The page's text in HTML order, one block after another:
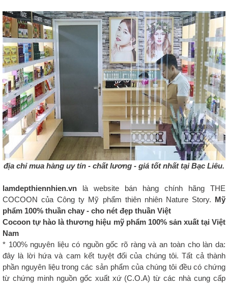
địa chỉ mua hàng uy tín - chất lương - giá tốt nhất tại Bạc Liêu.
lamdepthiennhien.vn là website bán hàng chính hãng THE
COCOON của Công ty Mỹ phẩm thiên nhiên Nature Story. Mỹ
phẩm 100% thuần chay - cho nét đẹp thuần Việt
Cocoon tự hào là thương hiệu mỹ phẩm 100% sản xuất tại Việt
Nam
* 100% nguyên liệu có nguồn gốc rõ ràng và an toàn cho làn da:
đây là lời hứa và cam kết tuyệt đối của chúng tôi. Tất cả thành
phần nguyên liệu trong các sản phẩm của chúng tôi đều có chứng
từ chứng minh nguồn gốc xuất xứ (C.O.A) từ các nhà cung cấp